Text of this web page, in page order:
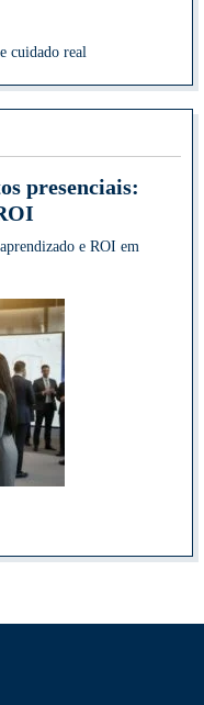
cuidado real
presenciais:
e ROI em